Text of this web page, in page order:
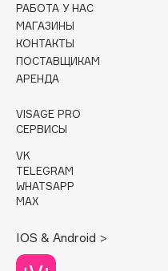
Crescina
Cunzite
D
DABO
DARLING*
Davines
Deonica
РАБОТА У НАС
МАГАЗИНЫ
КОНТАКТЫ
ПОСТАВЩИКАМ
АРЕНДА
VISAGE PRO
СЕРВИСЫ
VK
TELEGRAM
WHATSAPP
MAX
IOS & Android >